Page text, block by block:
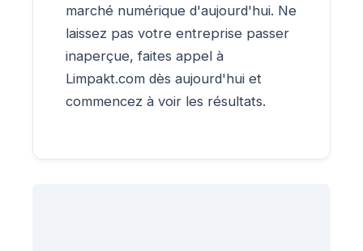
marché numérique d'aujourd'hui. Ne
laissez pas votre entreprise passer
inaperçue, faites appel à
Limpakt.com dès aujourd'hui et
commencez à voir les résultats.